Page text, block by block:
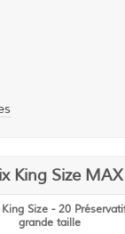
Size
Size - 20
grande taille